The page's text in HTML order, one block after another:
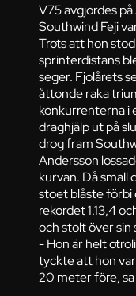
V75 avgjordes
Southwind Feji
Trots att hon
sprinterdistans
seger. Fjolårets
åttonde raka
konkurrenterna i
draghjälp ut på
drog fram
Andersson
kurvan. Då small
stoet blåste förbi
rekordet 1.13,4
och stolt över sin
- Hon är helt
tyckte att hon
20 meter före,